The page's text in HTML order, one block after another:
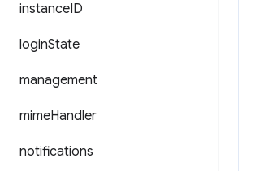
instanceID
loginState
management
mimeHandler
notifications